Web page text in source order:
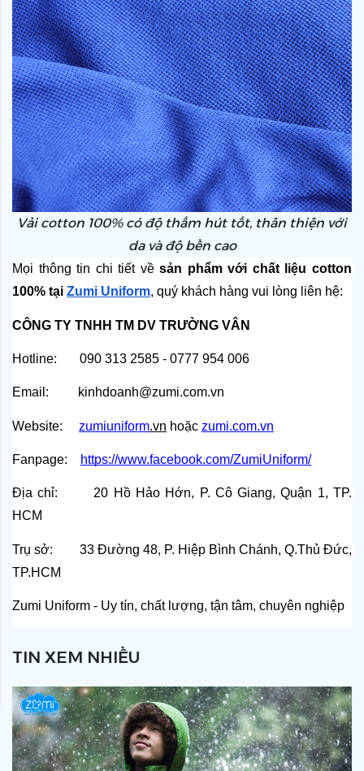
TIN XEM NHIỀU
Vải cotton 100% có độ thấm hút tốt, thân thiện với
da và độ bền cao
Mọi thông tin chi tiết về sản phẩm với chất liệu cotton
100% tại Zumi Uniform, quý khách hàng vui lòng liên hệ:
CÔNG TY TNHH TM DV TRƯỜNG VÂN
Hotline:       090 313 2585 - 0777 954 006
Email:         kinhdoanh@zumi.com.vn
Website: zumiuniform.vn hoặc zumi.com.vn
Fanpage: https://www.facebook.com/ZumiUniform/
Địa chỉ:       20 Hồ Hảo Hớn, P. Cô Giang, Quận 1, TP.
HCM
Trụ sở:        33 Đường 48, P. Hiệp Bình Chánh, Q.Thủ Đức,
TP.HCM
Zumi Uniform - Uy tín, chất lượng, tận tâm, chuyên nghiệp